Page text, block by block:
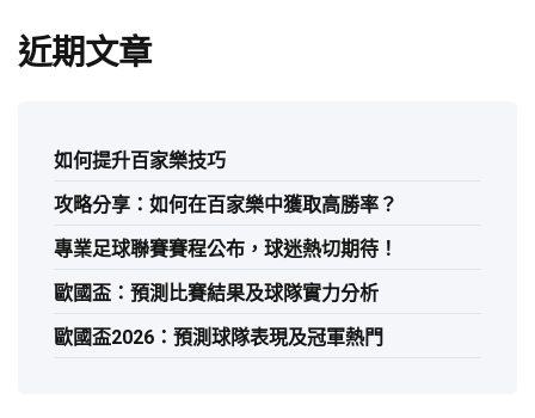
近期文章
如何提升百家樂技巧
攻略分享：如何在百家樂中獲取高勝率？
專業足球聯賽賽程公布，球迷熱切期待！
歐國盃：預測比賽結果及球隊實力分析
歐國盃2026：預測球隊表現及冠軍熱門